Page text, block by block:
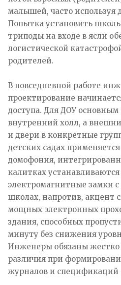
малышей, часто используя
Попытка установить
триподы на входе в ясли
логистической
родителей.
В повседневной работе
проектирование
доступа. Для ДОУ основным
внутренний холл, а
и двери в конкретные
детских садах
домофония,
калитках
электромагнитные замки
школах, напротив, акцент
мощных электронных
здания, способных
минуту без снижения
Инженеры обязаны жестко
различия при
журналов и спецификаций